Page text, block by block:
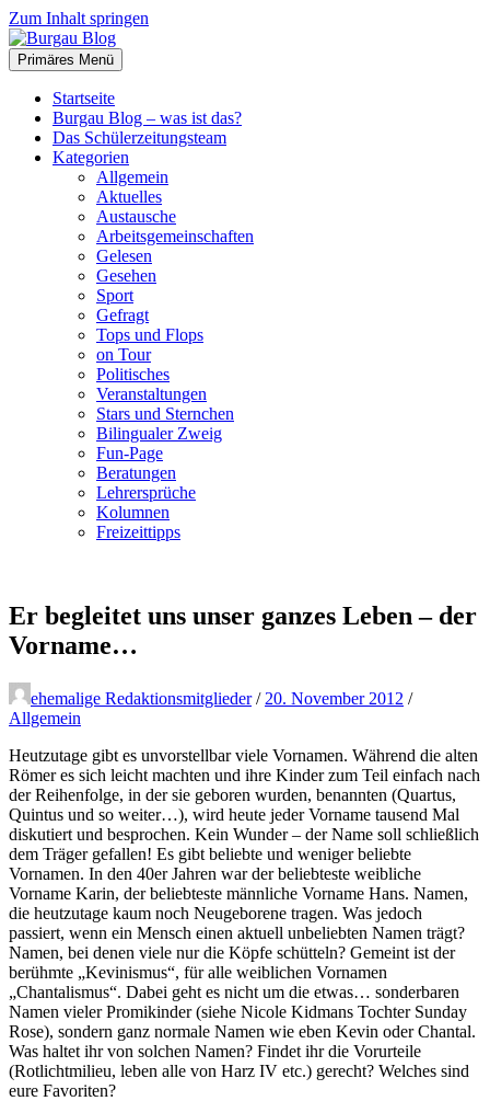
Zum Inhalt springen
Burgau Blog
…von Schülern für Schüler!
Primäres Menü
Startseite
Burgau Blog – was ist das?
Das Schülerzeitungsteam
Kategorien
Allgemein
Aktuelles
Austausche
Arbeitsgemeinschaften
Gelesen
Gesehen
Sport
Gefragt
Tops und Flops
on Tour
Politisches
Veranstaltungen
Stars und Sternchen
Bilingualer Zweig
Fun-Page
Beratungen
Lehrersprüche
Kolumnen
Freizeittipps
Er begleitet uns unser ganzes Leben – der
Vorname…
ehemalige Redaktionsmitglieder / 20. November 2012 /
Allgemein
Heutzutage gibt es unvorstellbar viele Vornamen. Während die alten
Römer es sich leicht machten und ihre Kinder zum Teil einfach nach
der Reihenfolge, in der sie geboren wurden, benannten (Quartus,
Quintus und so weiter…), wird heute jeder Vorname tausend Mal
diskutiert und besprochen. Kein Wunder – der Name soll schließlich
dem Träger gefallen! Es gibt beliebte und weniger beliebte
Vornamen. In den 40er Jahren war der beliebteste weibliche
Vorname Karin, der beliebteste männliche Vorname Hans. Namen,
die heutzutage kaum noch Neugeborene tragen. Was jedoch
passiert, wenn ein Mensch einen aktuell unbeliebten Namen trägt?
Namen, bei denen viele nur die Köpfe schütteln? Gemeint ist der
berühmte „Kevinismus“, für alle weiblichen Vornamen
„Chantalismus“. Dabei geht es nicht um die etwas… sonderbaren
Namen vieler Promikinder (siehe Nicole Kidmans Tochter Sunday
Rose), sondern ganz normale Namen wie eben Kevin oder Chantal.
Was haltet ihr von solchen Namen? Findet ihr die Vorurteile
(Rotlichtmilieu, leben alle von Harz IV etc.) gerecht? Welches sind
eure Favoriten?